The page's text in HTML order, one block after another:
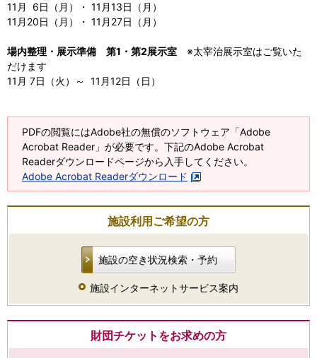
11月 6日（月）・ 11月13日（月）
11月20日（月）・ 11月27日（月）
場内整理・展示準備 第1・第2展示室 ※太宰治展示室はご覧いた
だけます
11月 7日（火）～ 11月12日（日）
PDFの閲覧にはAdobe社の無償のソフトウェア「Adobe
Acrobat Reader」が必要です。下記のAdobe Acrobat
Readerダウンロードページから入手してください。
Adobe Acrobat Readerダウンロード
施設利用ご希望の方
施設の空き状況検索・予約
施設インターネットサービス案内
財団チケットをお求めの方